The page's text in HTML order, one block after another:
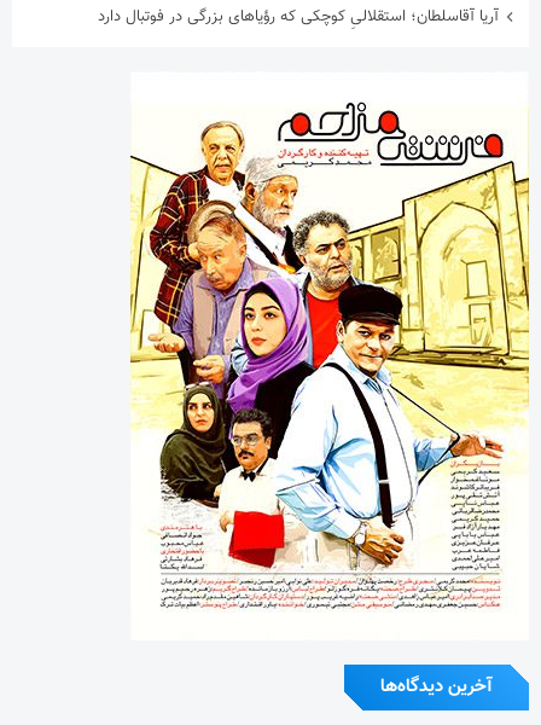
آریا آقاسلطان؛ استقلالیِ کوچکی که رؤیاهای بزرگی در فوتبال دارد
آخرین دیدگاه‌ها